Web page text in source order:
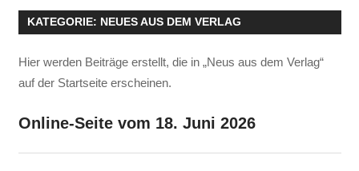
KATEGORIE: NEUES AUS DEM VERLAG
Hier werden Beiträge erstellt, die in „Neus aus dem Verlag“
auf der Startseite erscheinen.
Online-Seite vom 18. Juni 2026